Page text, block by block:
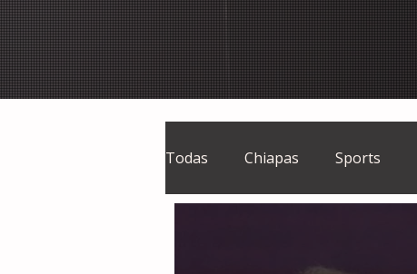
Todas Chiapas Sports